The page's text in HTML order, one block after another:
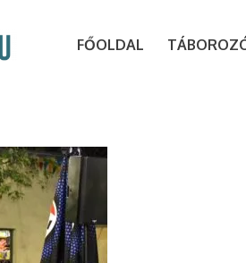
FŐOLDAL